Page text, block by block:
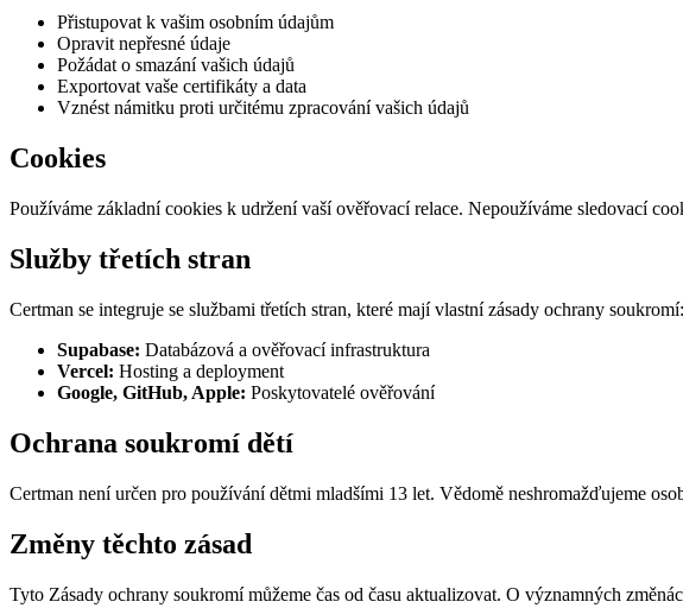
Přistupovat k vašim osobním údajům
Opravit nepřesné údaje
Požádat o smazání vašich údajů
Exportovat vaše certifikáty a data
Vznést námitku proti určitému zpracování vašich údajů
Cookies
Používáme základní cookies k udržení vaší ověřovací relace. Nepoužíváme sledovací
Služby třetích stran
Certman se integruje se službami třetích stran, které mají vlastní zásady ochrany soukromí:
Supabase: Databázová a ověřovací infrastruktura
Vercel: Hosting a deployment
Google, GitHub, Apple: Poskytovatelé ověřování
Ochrana soukromí dětí
Certman není určen pro používání dětmi mladšími 13 let. Vědomě neshromažďujeme
Změny těchto zásad
Tyto Zásady ochrany soukromí můžeme čas od času aktualizovat. O významných